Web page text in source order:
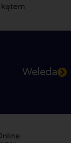
Weleda